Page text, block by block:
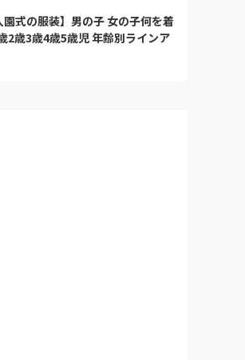
園式の服装】男の子 女の子何を着
2歳3歳4歳5歳児 年齢別ラインア